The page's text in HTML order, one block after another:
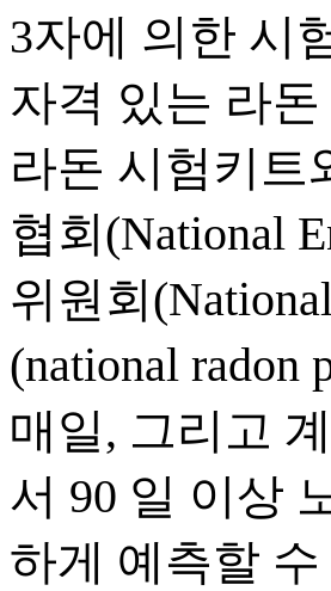
3자에 의한 시
자격 있는 라
라돈 시험키트
협회(National
위원회
(national
매일, 그리고
서 90 일 이상
하게 예측할